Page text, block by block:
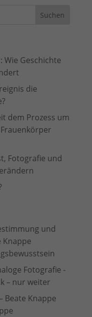
Wie Geschichte
die
dem Prozess um
Fotografie und
und
Knappe
Fotografie -
– nur weiter
Beate Knappe